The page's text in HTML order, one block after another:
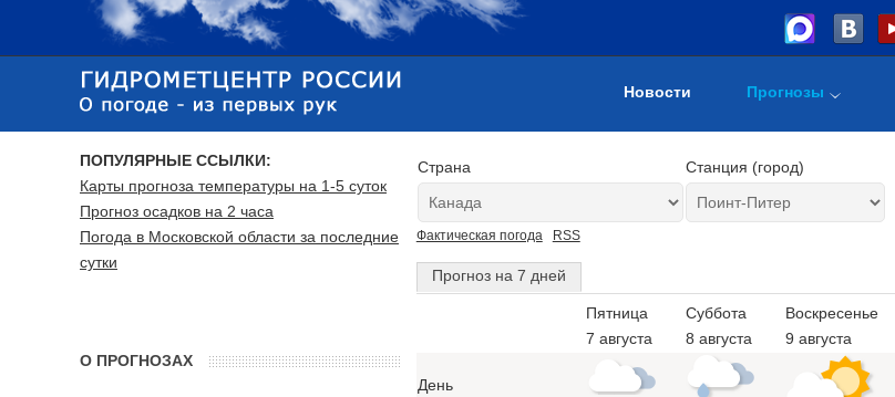
Новости Прогнозы
Страна Станция (город)
Фактическая погода RSS
Прогноз на 7 дней
Пятница
7 августа
Суббота
8 августа
Воскресенье
9 августа
День
ПОПУЛЯРНЫЕ ССЫЛКИ:
Карты прогноза температуры на 1-5 суток
Прогноз осадков на 2 часа
Погода в Московской области за последние
сутки
О ПРОГНОЗАХ